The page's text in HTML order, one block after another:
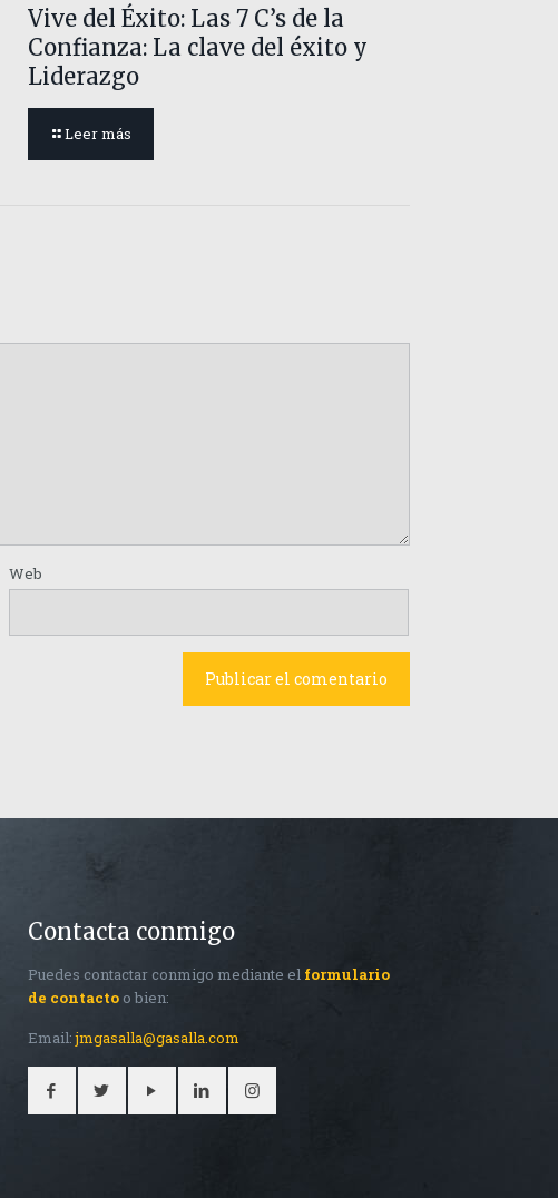
Vive del Éxito: Las 7 C’s de la
Confianza: La clave del éxito y
Liderazgo
Leer más
Web
Contacta conmigo
Puedes contactar conmigo mediante el formulario
de contactoo bien:
Email:jmgasalla@gasalla.com